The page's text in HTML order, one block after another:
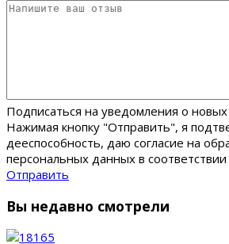
Подписаться на уведомления о
Нажимая кнопку "Отправить", я
дееспособность, даю согласие на
персональных данных в соответствии
Отправить
Вы недавно смотрели